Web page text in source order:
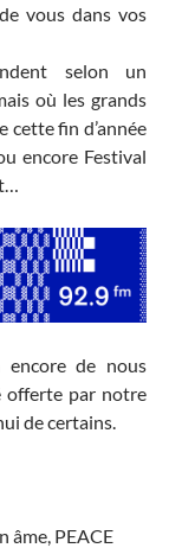
vous dans vos
selon un
où les grands
cette fin d’année
encore Festival
encore de nous
offerte par notre
de certains.
âme, PEACE